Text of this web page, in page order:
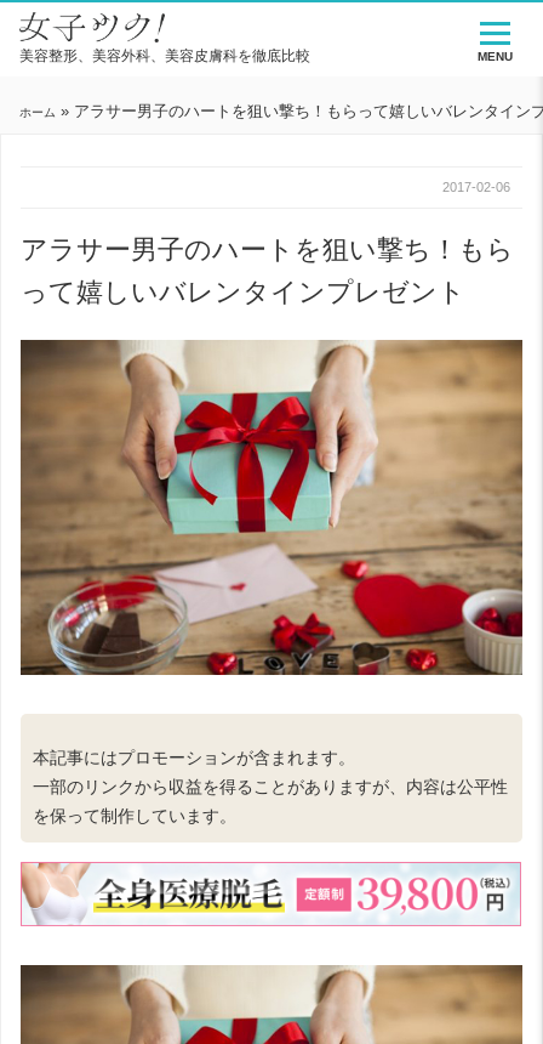
美容整形、美容外科、美容皮膚科を徹底比較
ホーム » アラサー男子のハートを狙い撃ち！もらって嬉しいバレンタイン
2017-02-06
アラサー男子のハートを狙い撃ち！もら
って嬉しいバレンタインプレゼント
本記事にはプロモーションが含まれます。
一部のリンクから収益を得ることがありますが、内容は公平性
を保って制作しています。
MENU